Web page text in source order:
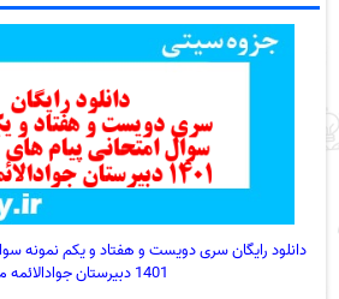
دانلود رایگان سری دویست و هفتاد و یکم نمونه
1401 دبیرستان جوادالائمه میناب